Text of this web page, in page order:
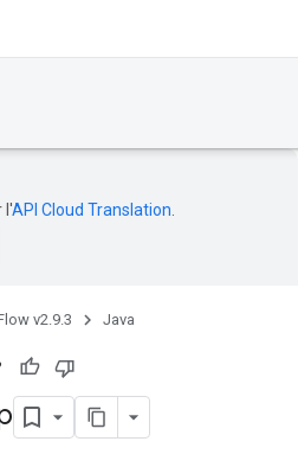
l'API Cloud Translation
v2.9.3 Java